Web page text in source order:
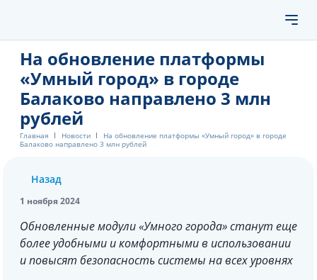
На обновление платформы
«Умный город» в городе
Балаково направлено 3 млн
рублей
Главная Новости
На обновление платформы «Умный город» в городе
Балаково направлено 3 млн рублей
Назад
1 ноября 2024
Обновленные модули «Умного города» станут еще
более удобными и комфортными в использовании
и повысят безопасность системы на всех уровнях